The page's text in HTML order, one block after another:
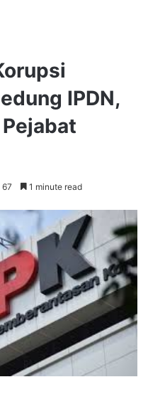
IPDN,
67 1 minute read